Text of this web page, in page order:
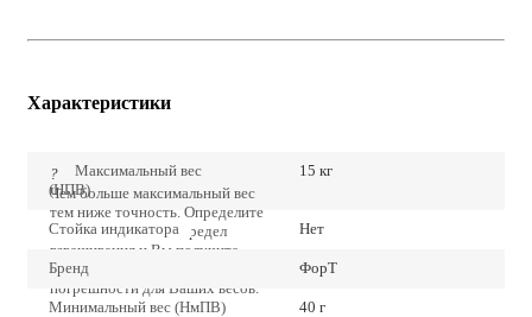
Характеристики
?
Чем больше максимальный вес
тем ниже точность. Определите
точно наибольший предел
взвешивания и Вы получите
наиболее низкие значения
погрешности для Ваших весов.
Максимальный вес
(НПВ)
15 кг
Стойка индикатора Нет
Бренд ФорТ
Минимальный вес (НмПВ) 40 г